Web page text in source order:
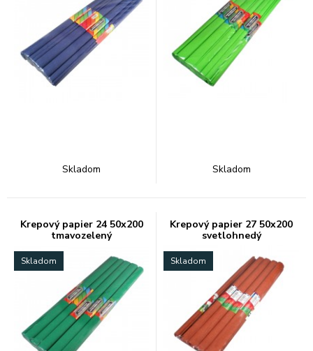
Skladom Skladom
Krepový papier 24 50x200
tmavozelený
Skladom
Krepový papier 27 50x200
svetlohnedý
Skladom